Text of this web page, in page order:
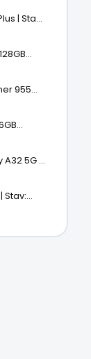
| Stav:
40
Stav:
955
5G |
Stav: